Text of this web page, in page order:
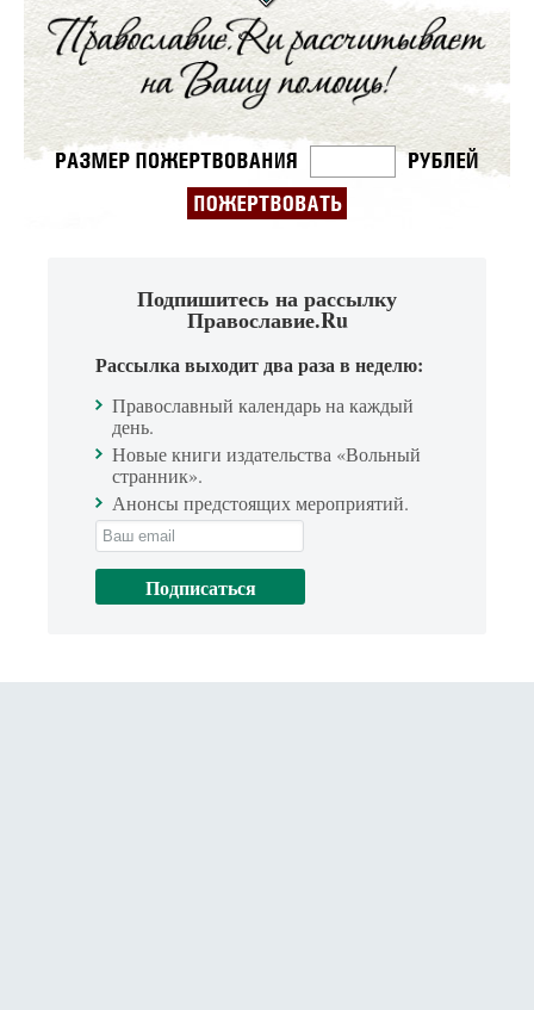
Подпишитесь на рассылку
Православие.Ru
Рассылка выходит два раза в неделю:
Православный календарь на каждый
день.
Новые книги издательства «Вольный
странник».
Анонсы предстоящих мероприятий.